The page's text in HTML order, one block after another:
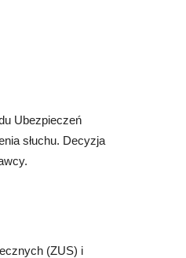
Ubezpieczeń
słuchu. Decyzja
(ZUS) i